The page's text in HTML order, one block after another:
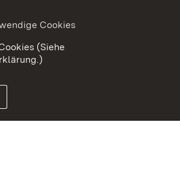
Erklärung zur
Cookies
(Siehe